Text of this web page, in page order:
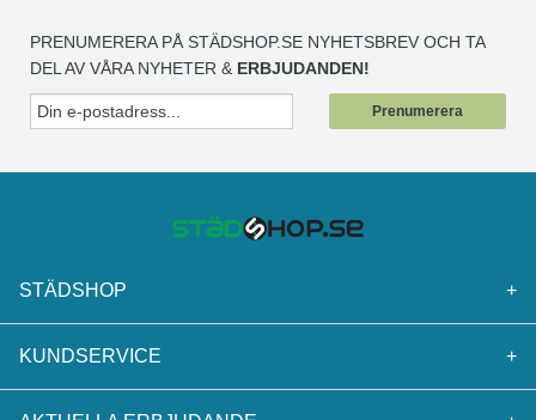
PRENUMERERA PÅ STÄDSHOP.SE NYHETSBREV OCH TA
DEL AV VÅRA NYHETER & ERBJUDANDEN!
Prenumerera
STÄDSHOP +
KUNDSERVICE +